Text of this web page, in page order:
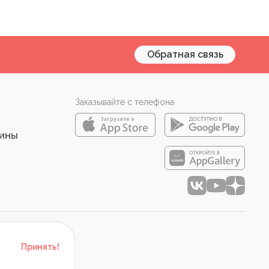
Обратная связь
Заказывайте с телефона
Принять!